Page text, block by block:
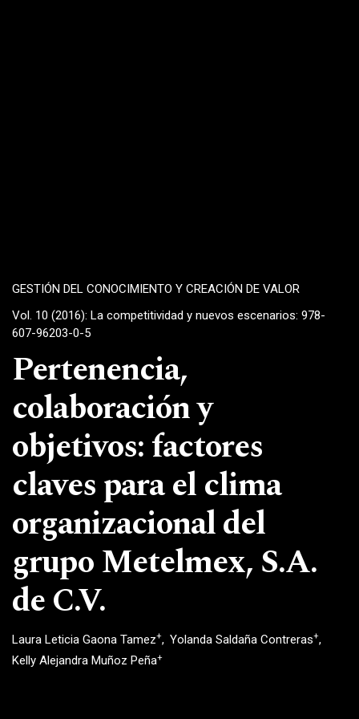
GESTIÓN DEL CONOCIMIENTO Y CREACIÓN DE VALOR
Vol. 10 (2016): La competitividad y nuevos escenarios: 978-
607-96203-0-5
Pertenencia,
colaboración y
objetivos: factores
claves para el clima
organizacional del
grupo Metelmex, S.A.
de C.V.
Laura Leticia Gaona Tamez+ Yolanda Saldaña Contreras+
Kelly Alejandra Muñoz Peña+